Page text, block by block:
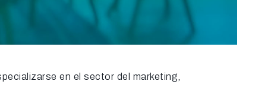
en el sector del marketing,